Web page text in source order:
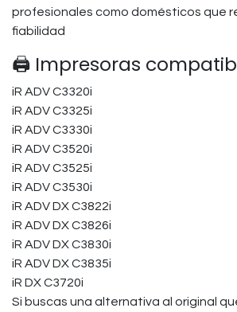
profesionales como domésticos que
fiabilidad
🖨️ Impresoras
iR ADV C3320i
iR ADV C3325i
iR ADV C3330i
iR ADV C3520i
iR ADV C3525i
iR ADV C3530i
iR ADV DX C3822i
iR ADV DX C3826i
iR ADV DX C3830i
iR ADV DX C3835i
iR DX C3720i
Si buscas una alternativa al original